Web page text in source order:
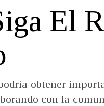
El
obtener
con la